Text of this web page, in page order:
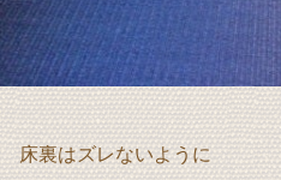
床裏はズレないように